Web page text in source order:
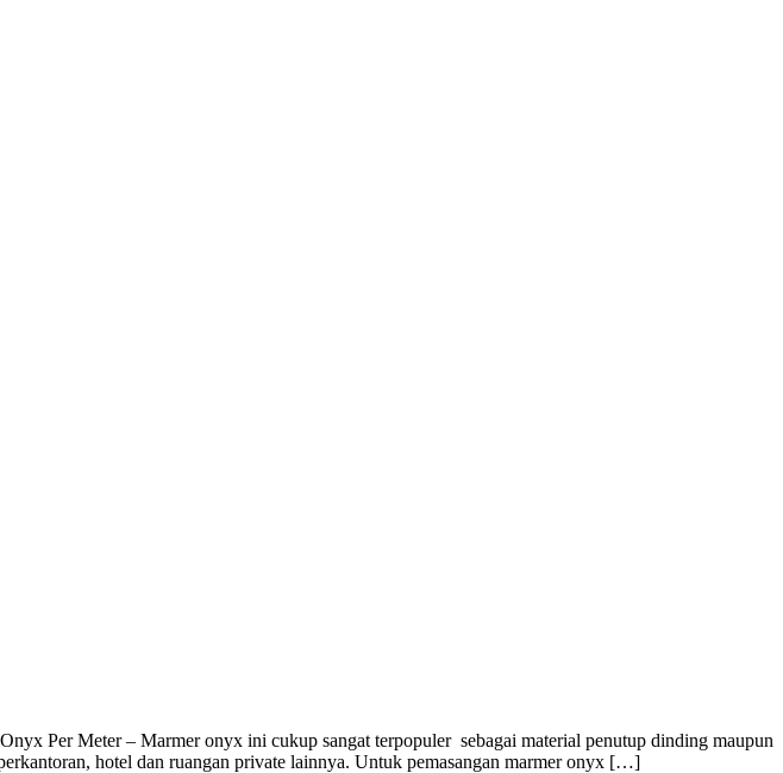
Per Meter – Marmer onyx ini cukup sangat terpopuler sebagai material penutup dinding maupun
hotel dan ruangan private lainnya. Untuk pemasangan marmer onyx […]